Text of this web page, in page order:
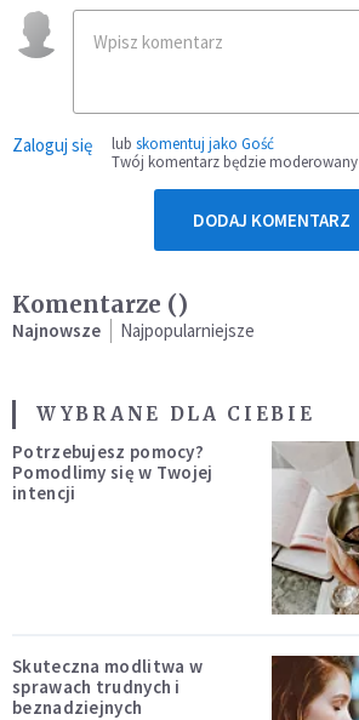
Zaloguj się lub skomentuj jako Gość
Twój komentarz będzie moderowany
DODAJ KOMENTARZ
Komentarze ()
Najnowsze Najpopularniejsze
WYBRANE DLA CIEBIE
Potrzebujesz pomocy?
Pomodlimy się w Twojej
intencji
Skuteczna modlitwa w
sprawach trudnych i
beznadziejnych